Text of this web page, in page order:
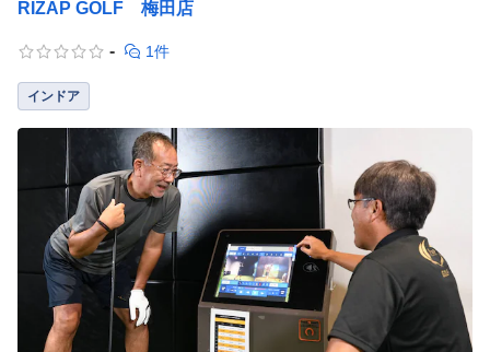
RIZAP GOLF 梅田店
- 1件
インドア